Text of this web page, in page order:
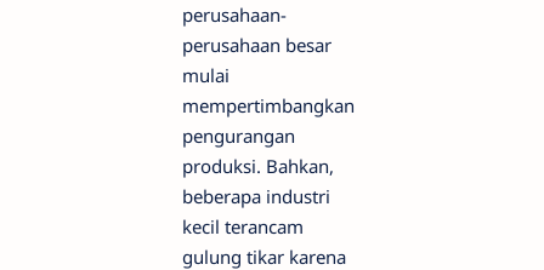
perusahaan-
perusahaan besar
mulai
mempertimbangkan
pengurangan
produksi. Bahkan,
beberapa industri
kecil terancam
gulung tikar karena